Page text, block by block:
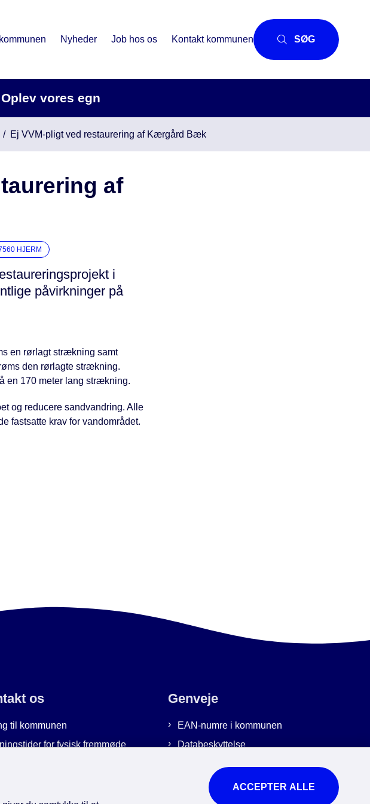
Nyheder Job hos os Kontakt kommunen SØG
Oplev vores egn
Ej VVM-pligt ved restaurering af Kærgård Bæk
af
HJERM
i
påvirkninger på
en rørlagt strækning samt
den rørlagte strækning.
en 170 meter lang strækning.
og reducere sandvandring. Alle
fastsatte krav for vandområdet.
os
til kommunen
for fysisk fremmøde
Genveje
EAN-numre i kommunen
Databeskyttelse
Tilgængelighedserklæring
Brug af kunstig intelligens
ACCEPTER ALLE